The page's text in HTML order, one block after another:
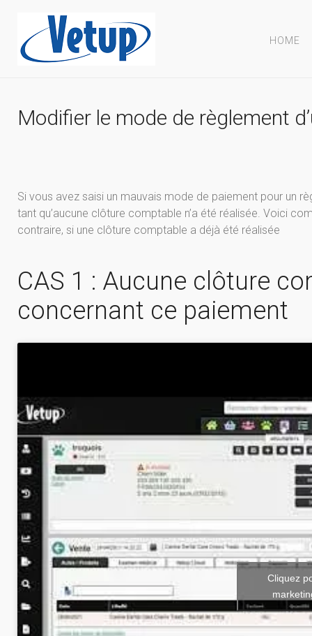
HOME
Modifier le mode de règlement
Si vous avez saisi un mauvais mode de paiement pour un
tant qu’aucune clôture comptable n’a été réalisée. Voici
contraire, si une clôture comptable a déjà été réalisée
CAS 1 : Aucune clôture
concernant ce paiement
Cliquez